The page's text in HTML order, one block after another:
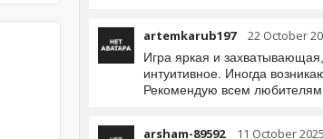
artemkarub197 22 October
Игра яркая и
интуитивное. Иногда
Рекомендую всем любителям
arsham-89592 11 October